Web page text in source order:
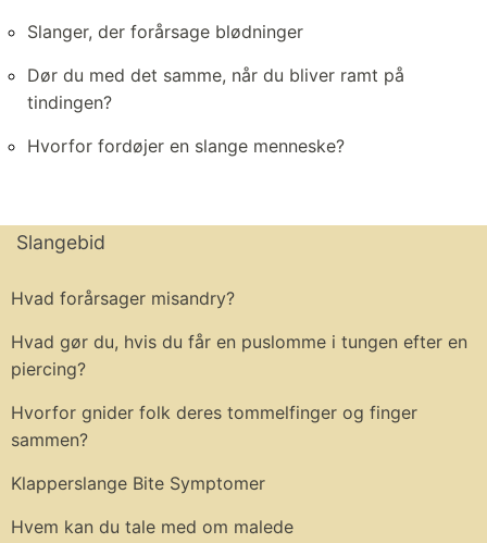
Slanger, der forårsage blødninger
Dør du med det samme, når du bliver ramt på
tindingen?
Hvorfor fordøjer en slange menneske?
Slangebid
Hvad forårsager misandry?
Hvad gør du, hvis du får en puslomme i tungen efter en
piercing?
Hvorfor gnider folk deres tommelfinger og finger
sammen?
Klapperslange Bite Symptomer
Hvem kan du tale med om malede